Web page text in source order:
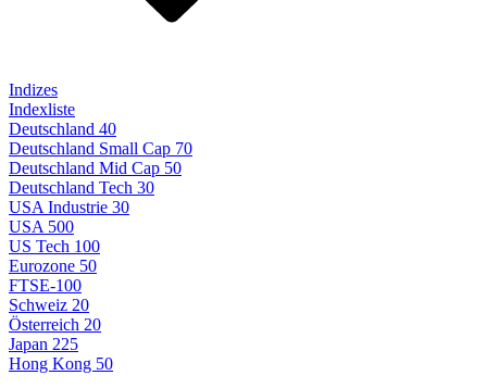
Indizes
Indexliste
Deutschland 40
Deutschland Small Cap 70
Deutschland Mid Cap 50
Deutschland Tech 30
USA Industrie 30
USA 500
US Tech 100
Eurozone 50
FTSE-100
Schweiz 20
Österreich 20
Japan 225
Hong Kong 50